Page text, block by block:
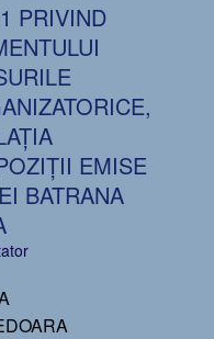
PRIVIND
EMISE
BATRANA